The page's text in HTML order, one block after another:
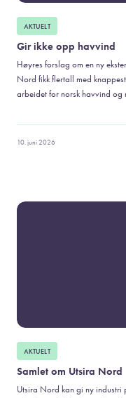
AKTUELT
Gir ikke opp havvind
Høyres forslag om en ny
Nord fikk flertall med
arbeidet for norsk havvind og
10. juni 2026
AKTUELT
Samlet om Utsira Nord
Utsira Nord kan gi ny